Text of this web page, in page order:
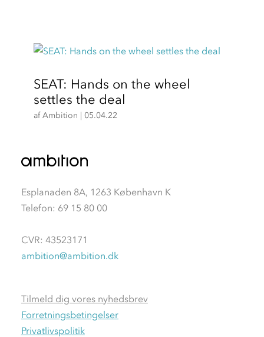
SEAT: Hands on the wheel
settles the deal
afAmbition | 05.04.22
Esplanaden 8A, 1263 København K
Telefon: 69 15 80 00
CVR: 43523171
ambition@ambition.dk
Tilmeld dig vores nyhedsbrev
Forretningsbetingelser
Privatlivspolitik